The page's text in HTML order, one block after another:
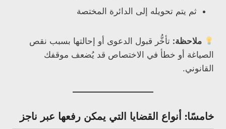
ثم يتم تحويله إلى الدائرة المختصة
ملاحظة: تأخُّر قبول الدعوى أو إحالتها بسبب نقص
الصياغة أو خطأ في الاختصاص قد يُضعف موقفك
القانوني.
خامسًا: أنواع القضايا التي يمكن رفعها عبر ناجز